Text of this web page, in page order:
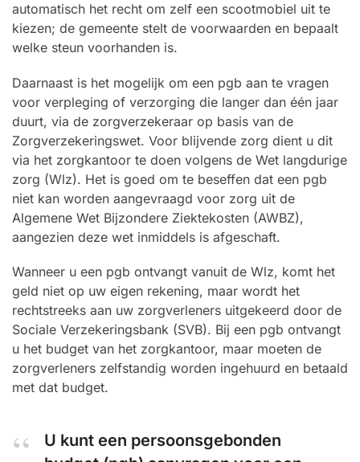
automatisch het recht om zelf een scootmobiel uit te
kiezen; de gemeente stelt de voorwaarden en bepaalt
welke steun voorhanden is.
Daarnaast is het mogelijk om een pgb aan te vragen
voor verpleging of verzorging die langer dan één jaar
duurt, via de zorgverzekeraar op basis van de
Zorgverzekeringswet. Voor blijvende zorg dient u dit
via het zorgkantoor te doen volgens de Wet langdurige
zorg (Wlz). Het is goed om te beseffen dat een pgb
niet kan worden aangevraagd voor zorg uit de
Algemene Wet Bijzondere Ziektekosten (AWBZ),
aangezien deze wet inmiddels is afgeschaft.
Wanneer u een pgb ontvangt vanuit de Wlz, komt het
geld niet op uw eigen rekening, maar wordt het
rechtstreeks aan uw zorgverleners uitgekeerd door de
Sociale Verzekeringsbank (SVB). Bij een pgb ontvangt
u het budget van het zorgkantoor, maar moeten de
zorgverleners zelfstandig worden ingehuurd en betaald
met dat budget.
U kunt een persoonsgebonden